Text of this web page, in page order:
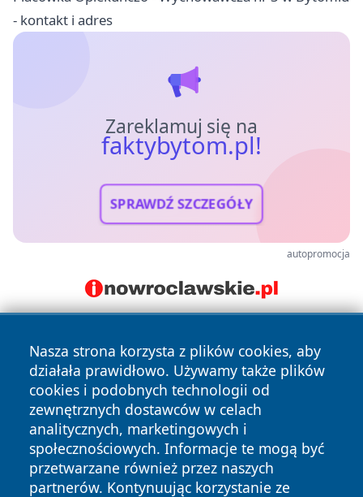
- kontakt i adres
Zareklamuj się na
faktybytom.pl!
SPRAWDŹ SZCZEGÓŁY
autopromocja
Nasza strona korzysta z plików cookies, aby
działała prawidłowo. Używamy także plików
cookies i podobnych technologii od
zewnętrznych dostawców w celach
analitycznych, marketingowych i
społecznościowych. Informacje te mogą być
przetwarzane również przez naszych
partnerów. Kontynuując korzystanie ze
Copyright © 2026 faktybytom.pl Wszystkie prawa zastrzeżone.
Polityka Polityka